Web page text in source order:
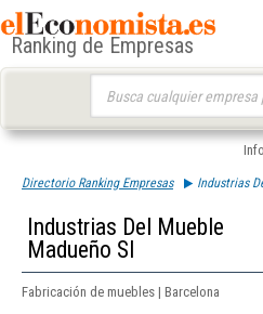
Ranking de Empresas
Directorio Ranking Empresas Industrias
Industrias Del Mueble
Madueño Sl
Fabricación de muebles | Barcelona